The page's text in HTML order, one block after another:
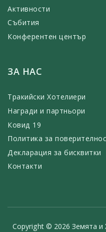
Активности
Събития
Конферентен център
ЗА НАС
Тракийски Хотелиери
Награди и партньори
Ковид 19
Политика за
Декларация за бисквитки
Контакти
Copyright © 2026 Земята и